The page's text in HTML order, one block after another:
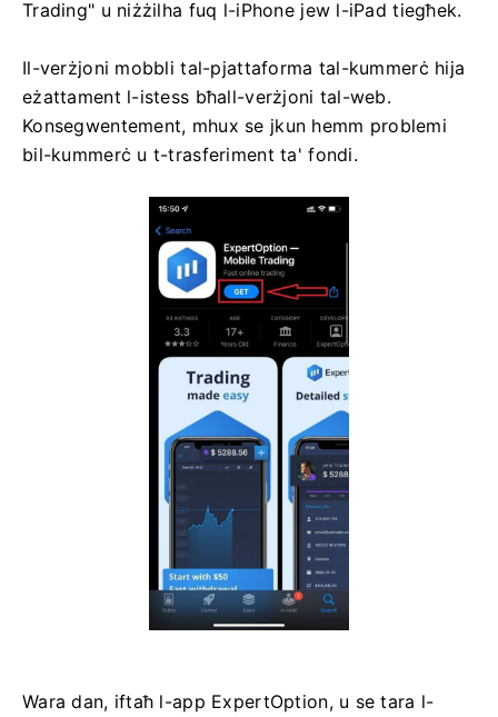
Trading" u niżżilha fuq l-iPhone jew l-iPad tiegħek.
Il-verżjoni mobbli tal-pjattaforma tal-kummerċ hija
eżattament l-istess bħall-verżjoni tal-web.
Konsegwentement, mhux se jkun hemm problemi
bil-kummerċ u t-trasferiment ta' fondi.
Wara dan, iftaħ l-app ExpertOption, u se tara l-